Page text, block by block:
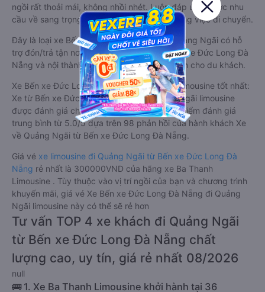
ngồi rất thoải mái, không nhồi nhét. Luôn đáp ứng được nhu
cầu về sang trọng, thoải mái và tiện nghi trong việc di chuyển.
Đây là loại xe Bến xe Đức Long Đà Nẵng Quảng Ngãi có hỗ
trợ đón/trả tận nơi miễn phí tại nội thành Bến xe Đức Long Đà
Nẵng và nội thành Quảng Ngãi, rất thuận tiện cho du khách.
Xe Bến xe Đức Long Đà Nẵng Quảng Ngãi limousine tốt nhất:
Xe từ Bến xe Đức Long Đà Nẵng đi Quảng Ngãi limousine
được đánh giá chung có chất lượng Tốt với điểm đánh giá
trung bình từ 5.0/5 dựa trên 98 phản hồi của hành khách Xe
về Quảng Ngãi từ Bến xe Đức Long Đà Nẵng.
Giá vé xe limousine đi Quảng Ngãi từ Bến xe Đức Long Đà
Nẵng rẻ nhất là 300000VND của hãng xe Ba Thanh
Limousine . Tùy thuộc vào vị trí ngồi của bạn và chương trình
khuyến mãi, giá vé Xe Bến xe Đức Long Đà Nẵng đi Quảng
Ngãi limousine này có thể sẽ rẻ hơn
Tư vấn TOP 4 xe khách đi Quảng Ngãi
từ Bến xe Đức Long Đà Nẵng chất
lượng cao, uy tín, giá rẻ nhất 08/2026
null
🚌 1. Xe Ba Thanh Limousine khởi hành tại 36